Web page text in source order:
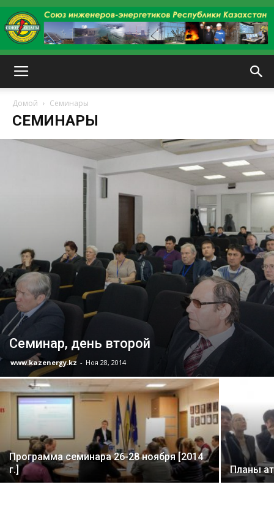
Домой Семинары
СЕМИНАРЫ
Семинар, день второй
www.kazenergy.kz - Ноя 28, 2014
Программа семинара 26-28 ноября [2014
г.]
Планы